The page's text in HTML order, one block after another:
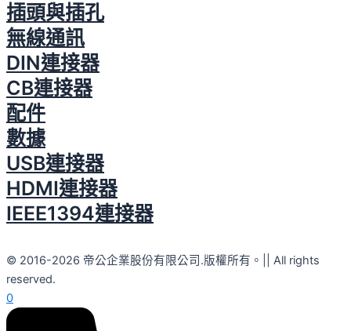
插頭與插孔
無線通訊
DIN連接器
CB連接器
配件
數據
USB連接器
HDMI連接器
IEEE1394連接器
© 2016-2026 帝公企業股份有限公司.版權所有。|| All rights
reserved.
0